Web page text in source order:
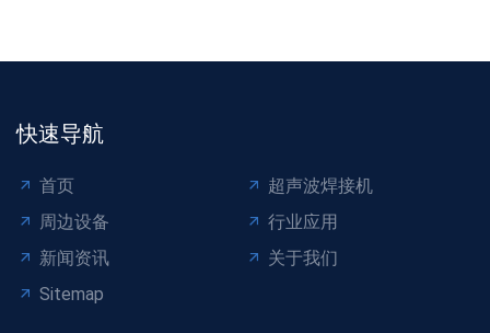
快速导航
首页
超声波焊接机
周边设备
行业应用
新闻资讯
关于我们
Sitemap